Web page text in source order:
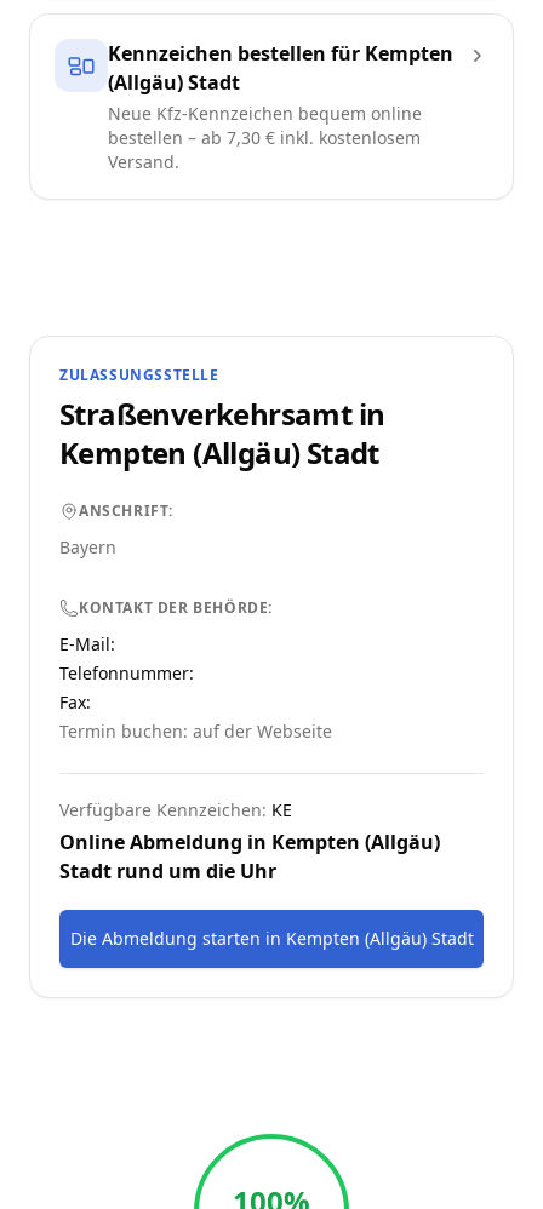
Kennzeichen bestellen für Kempten
(Allgäu) Stadt
Neue Kfz-Kennzeichen bequem online
bestellen – ab 7,30 € inkl. kostenlosem
Versand.
ZULASSUNGSSTELLE
Straßenverkehrsamt in
Kempten (Allgäu) Stadt
ANSCHRIFT:
Bayern
KONTAKT DER BEHÖRDE:
E-Mail:
Telefonnummer:
Fax:
Termin buchen: auf der Webseite
Verfügbare Kennzeichen: KE
Online Abmeldung in Kempten (Allgäu)
Stadt rund um die Uhr
Die Abmeldung starten in Kempten (Allgäu) Stadt